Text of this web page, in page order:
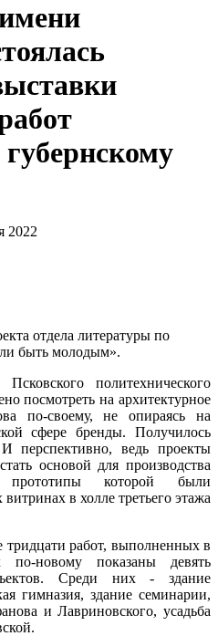
2022
отдела литературы по
ли быть молодым».
политехнического
посмотреть на архитектурное
по-своему, не опираясь на
сфере бренды. Получилось
перспективно, ведь проекты
основой для производства
прототипы которой были
в холле третьего этажа
работ, выполненных в
новому показаны девять
Среди них - здание
гимназия, здание семинарии,
и Лавриновского, усадьба